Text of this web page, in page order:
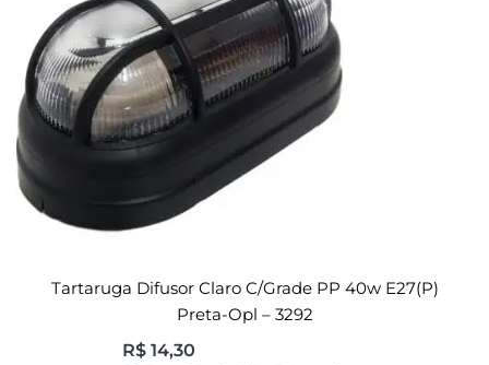
Tartaruga Difusor Claro C/grade PP 40w E27(p)
Preta-Opl – 3292
R$ 14,30